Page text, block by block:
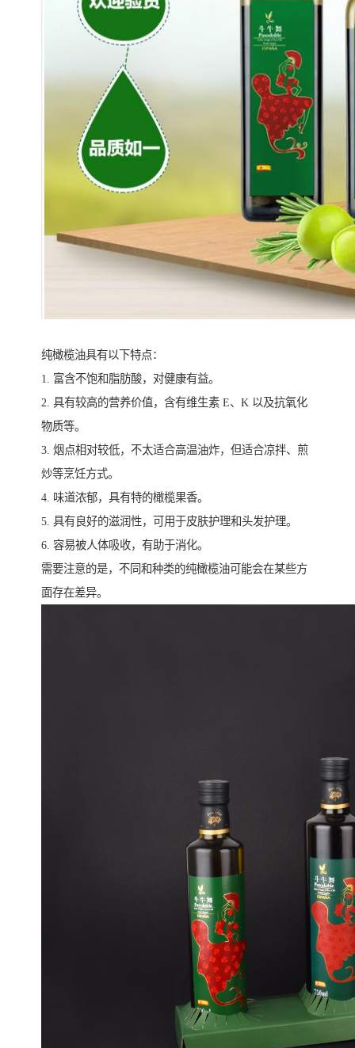
纯橄榄油具有以下特点：
1. 富含不饱和脂肪酸，对健康有益。
2. 具有较高的营养价值，含有维生素 E、K 以及抗氧化
物质等。
3. 烟点相对较低，不太适合高温油炸，但适合凉拌、煎
炒等烹饪方式。
4. 味道浓郁，具有特的橄榄果香。
5. 具有良好的滋润性，可用于皮肤护理和头发护理。
6. 容易被人体吸收，有助于消化。
需要注意的是，不同和种类的纯橄榄油可能会在某些方
面存在差异。